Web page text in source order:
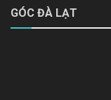
GÓC ĐÀ LẠT